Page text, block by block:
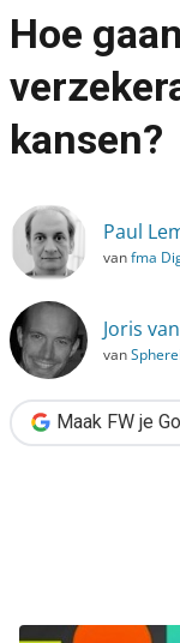
Marketing
›
Hoe gaan onze
Hoe
kansen?
Paul
vanfma
Joris
van
Maak FW je